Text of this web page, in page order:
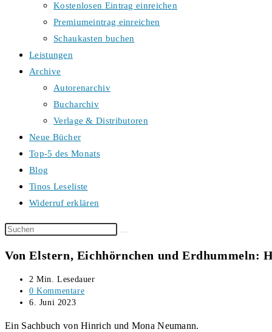
Kostenlosen Eintrag einreichen
Premiumeintrag einreichen
Schaukasten buchen
Leistungen
Archive
Autorenarchiv
Bucharchiv
Verlage & Distributoren
Neue Bücher
Top-5 des Monats
Blog
Tinos Leseliste
Widerruf erklären
Diese
durchsuchen
Von Elstern, Eichhörnchen und Erdhummeln:
Lesedauer:
2 Min. Lesedauer
Beitrags-
Kommentare:
0 Kommentare
Beitrag
6. Juni 2023
Ein Sachbuch von Hinrich und Mona Neumann.